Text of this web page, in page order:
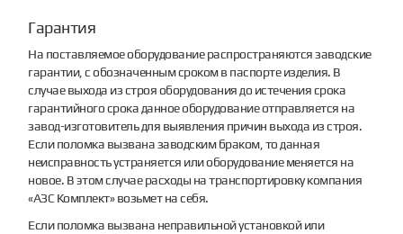
Гарантия
На поставляемое оборудование распространяются заводские
гарантии, с обозначенным сроком в паспорте изделия. В
случае выхода из строя оборудования до истечения срока
гарантийного срока данное оборудование отправляется на
завод-изготовитель для выявления причин выхода из строя.
Если поломка вызвана заводским браком, то данная
неисправность устраняется или оборудование меняется на
новое. В этом случае расходы на транспортировку компания
«АЗС Комплект» возьмет на себя.
Если поломка вызвана неправильной установкой или